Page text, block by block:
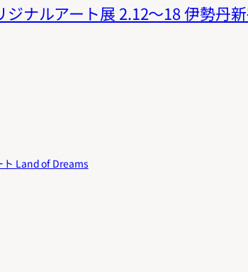
ジナルアート展 2.12〜18 伊勢丹
ト Land of Dreams